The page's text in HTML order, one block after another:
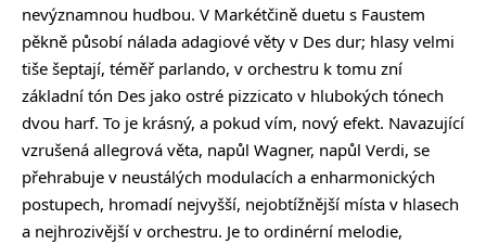
nevýznamnou hudbou. V Markétčině duetu s Faustem
pěkně působí nálada adagiové věty v Des dur; hlasy velmi
tiše šeptají, téměř parlando, v orchestru k tomu zní
základní tón Des jako ostré pizzicato v hlubokých tónech
dvou harf. To je krásný, a pokud vím, nový efekt. Navazující
vzrušená allegrová věta, napůl Wagner, napůl Verdi, se
přehrabuje v neustálých modulacích a enharmonických
postupech, hromadí nejvyšší, nejobtížnější místa v hlasech
a nejhrozivější v orchestru. Je to ordinérní melodie,